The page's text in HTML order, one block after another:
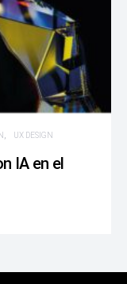
UX DESIGN
IA en el